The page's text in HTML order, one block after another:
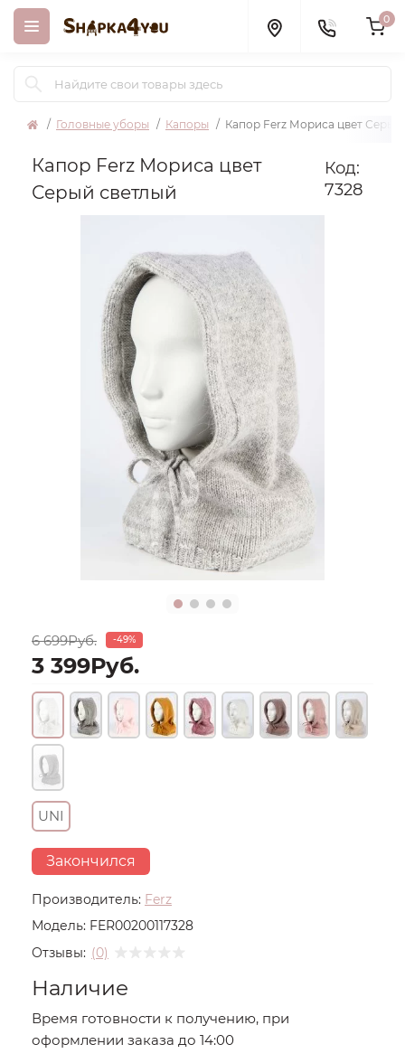
0
Головные уборы Капоры Капор Ferz Мориса цвет Серый
Капор Ferz Мориса цвет
Серый светлый
Код:
7328
Производитель: Ferz
Модель: FER00200117328
Отзывы: (0)
6 699Руб. -49%
3 399Руб.
UNI
Закончился
Наличие
Время готовности к получению, при
оформлении заказа до 14:00